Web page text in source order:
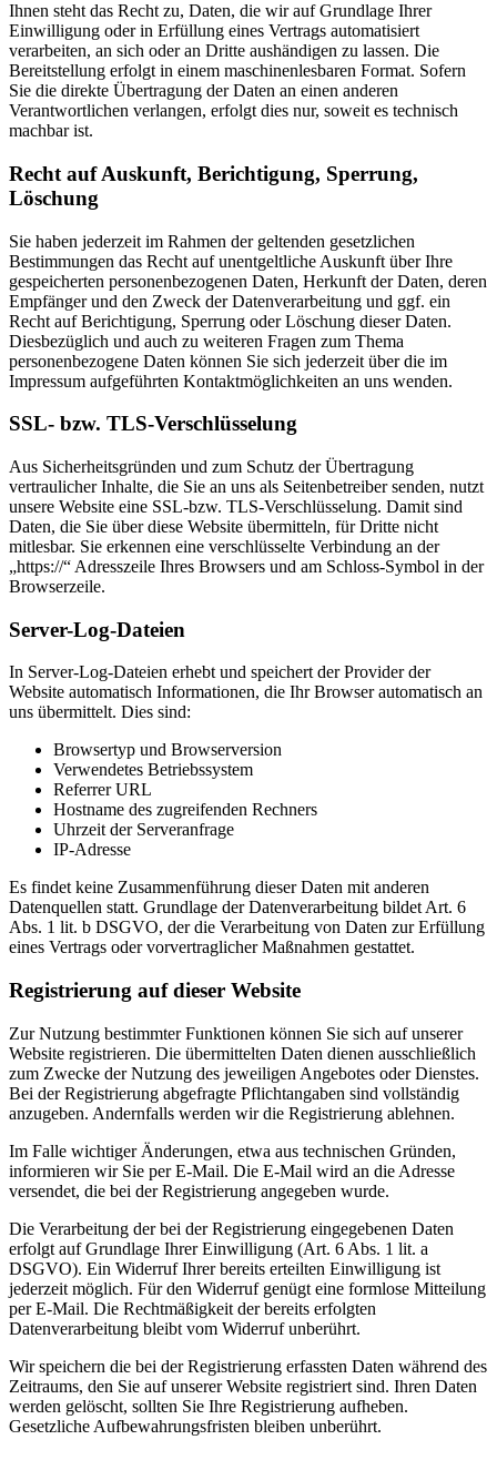
Ihnen steht das Recht zu, Daten, die wir auf Grundlage Ihrer
Einwilligung oder in Erfüllung eines Vertrags automatisiert
verarbeiten, an sich oder an Dritte aushändigen zu lassen. Die
Bereitstellung erfolgt in einem maschinenlesbaren Format. Sofern
Sie die direkte Übertragung der Daten an einen anderen
Verantwortlichen verlangen, erfolgt dies nur, soweit es technisch
machbar ist.
Recht auf Auskunft, Berichtigung, Sperrung,
Löschung
Sie haben jederzeit im Rahmen der geltenden gesetzlichen
Bestimmungen das Recht auf unentgeltliche Auskunft über Ihre
gespeicherten personenbezogenen Daten, Herkunft der Daten, deren
Empfänger und den Zweck der Datenverarbeitung und ggf. ein
Recht auf Berichtigung, Sperrung oder Löschung dieser Daten.
Diesbezüglich und auch zu weiteren Fragen zum Thema
personenbezogene Daten können Sie sich jederzeit über die im
Impressum aufgeführten Kontaktmöglichkeiten an uns wenden.
SSL- bzw. TLS-Verschlüsselung
Aus Sicherheitsgründen und zum Schutz der Übertragung
vertraulicher Inhalte, die Sie an uns als Seitenbetreiber senden, nutzt
unsere Website eine SSL-bzw. TLS-Verschlüsselung. Damit sind
Daten, die Sie über diese Website übermitteln, für Dritte nicht
mitlesbar. Sie erkennen eine verschlüsselte Verbindung an der
„https://“ Adresszeile Ihres Browsers und am Schloss-Symbol in der
Browserzeile.
Server-Log-Dateien
In Server-Log-Dateien erhebt und speichert der Provider der
Website automatisch Informationen, die Ihr Browser automatisch an
uns übermittelt. Dies sind:
Browsertyp und Browserversion
Verwendetes Betriebssystem
Referrer URL
Hostname des zugreifenden Rechners
Uhrzeit der Serveranfrage
IP-Adresse
Es findet keine Zusammenführung dieser Daten mit anderen
Datenquellen statt. Grundlage der Datenverarbeitung bildet Art. 6
Abs. 1 lit. b DSGVO, der die Verarbeitung von Daten zur Erfüllung
eines Vertrags oder vorvertraglicher Maßnahmen gestattet.
Registrierung auf dieser Website
Zur Nutzung bestimmter Funktionen können Sie sich auf unserer
Website registrieren. Die übermittelten Daten dienen ausschließlich
zum Zwecke der Nutzung des jeweiligen Angebotes oder Dienstes.
Bei der Registrierung abgefragte Pflichtangaben sind vollständig
anzugeben. Andernfalls werden wir die Registrierung ablehnen.
Im Falle wichtiger Änderungen, etwa aus technischen Gründen,
informieren wir Sie per E-Mail. Die E-Mail wird an die Adresse
versendet, die bei der Registrierung angegeben wurde.
Die Verarbeitung der bei der Registrierung eingegebenen Daten
erfolgt auf Grundlage Ihrer Einwilligung (Art. 6 Abs. 1 lit. a
DSGVO). Ein Widerruf Ihrer bereits erteilten Einwilligung ist
jederzeit möglich. Für den Widerruf genügt eine formlose Mitteilung
per E-Mail. Die Rechtmäßigkeit der bereits erfolgten
Datenverarbeitung bleibt vom Widerruf unberührt.
Wir speichern die bei der Registrierung erfassten Daten während des
Zeitraums, den Sie auf unserer Website registriert sind. Ihren Daten
werden gelöscht, sollten Sie Ihre Registrierung aufheben.
Gesetzliche Aufbewahrungsfristen bleiben unberührt.